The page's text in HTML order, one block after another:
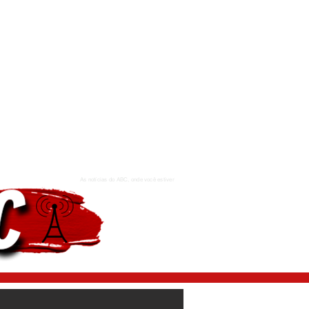
As notícias do ABC, onde você estiver